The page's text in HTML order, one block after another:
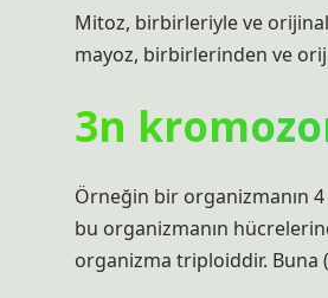
Mitoz, birbirleriyle ve
mayoz, birbirlerinden ve
3n
Örneğin bir organizmanın
bu organizmanın
organizma triploiddir. Buna